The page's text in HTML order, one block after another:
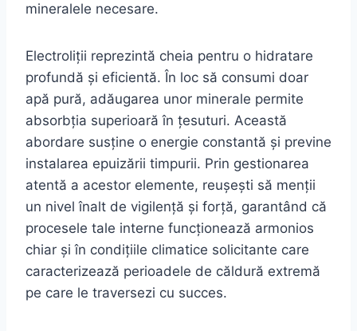
mineralele necesare.
Electroliții reprezintă cheia pentru o hidratare
profundă și eficientă. În loc să consumi doar
apă pură, adăugarea unor minerale permite
absorbția superioară în țesuturi. Această
abordare susține o energie constantă și previne
instalarea epuizării timpurii. Prin gestionarea
atentă a acestor elemente, reușești să menții
un nivel înalt de vigilență și forță, garantând că
procesele tale interne funcționează armonios
chiar și în condițiile climatice solicitante care
caracterizează perioadele de căldură extremă
pe care le traversezi cu succes.